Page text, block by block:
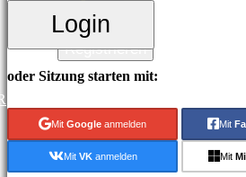
Strategiespiele
Abenteuerspiele
Spiele
RPG-
Spiele
Sportspiele
Login
Registrieren
Login
oder Sitzung starten mit:
Mit Google anmelden Mit
Mit VKanmelden Mit